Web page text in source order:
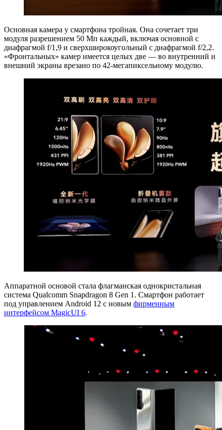
Основная камера у смартфона тройная. Она сочетает три
модуля разрешением 50 Мп каждый, включая основной с
диафрагмой f/1,9 и сверхширокоугольный с диафрагмой f/2,2.
«Фронтальных» камер имеется целых две — во внутренний и
внешний экраны врезано по 42-мегапиксельному модулю.
Аппаратной основой стала флагманская однокристальная
система Qualcomm Snapdragon 8 Gen 1. Смартфон работает
под управлением Android 12 с новым фирменным
интерфейсом MagicUI 6.